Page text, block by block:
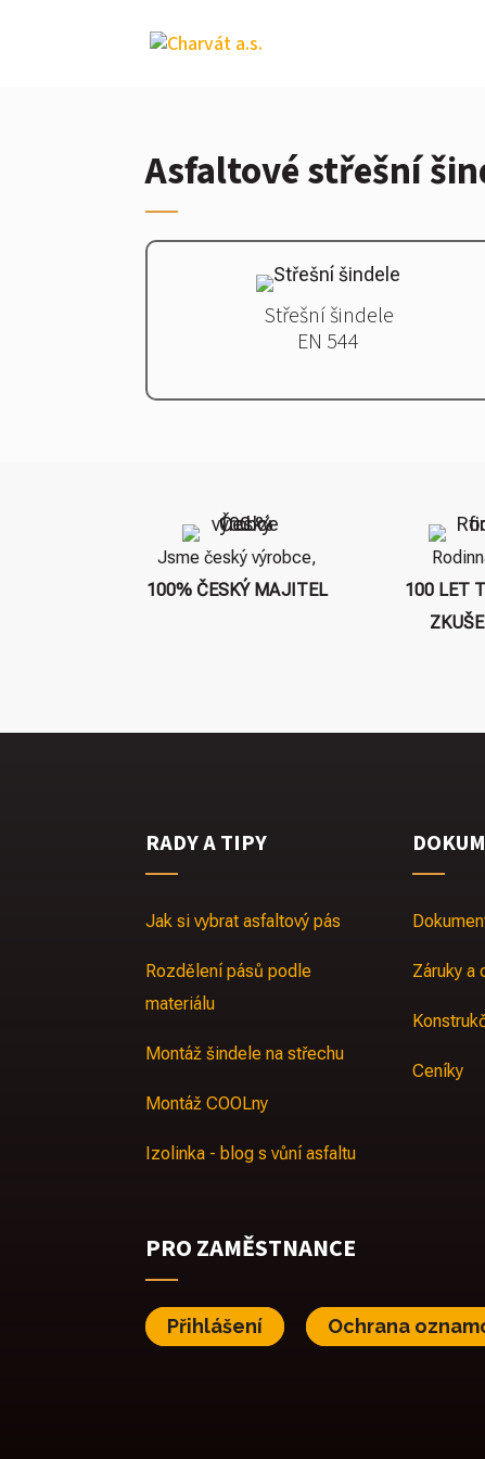
Asfaltové střešní
Střešníšindele
EN 544
Jsme český výrobce,
100% ČESKÝ MAJITEL
100 LET
RADY A TIPY
Jak si vybrat asfaltový pás
Rozdělení pásů podle
materiálu
Montáž šindele na střechu
Montáž COOLny
Izolinka - blog s vůní asfaltu
Záruky a
Ceníky
PRO ZAMĚSTNANCE
Přihlášení Ochrana